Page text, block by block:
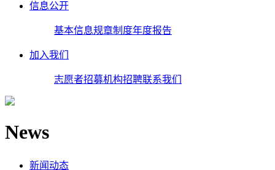
信息公开
基本信息规章制度年度报告
加入我们
志愿者招募机构招聘联系我们
News
新闻动态